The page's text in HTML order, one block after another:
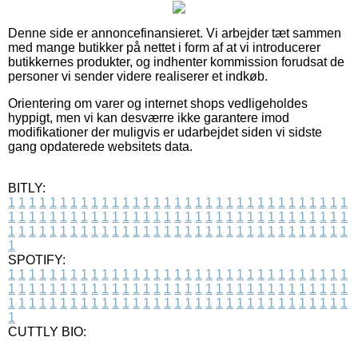
Denne side er annoncefinansieret. Vi arbejder tæt sammen
med mange butikker på nettet i form af at vi introducerer
butikkernes produkter, og indhenter kommission forudsat de
personer vi sender videre realiserer et indkøb.
Orientering om varer og internet shops vedligeholdes
hyppigt, men vi kan desværre ikke garantere imod
modifikationer der muligvis er udarbejdet siden vi sidste
gang opdaterede websitets data.
BITLY:
1 1 1 1 1 1 1 1 1 1 1 1 1 1 1 1 1 1 1 1 1 1 1 1 1 1 1 1 1 1 1 1 1
1 1 1 1 1 1 1 1 1 1 1 1 1 1 1 1 1 1 1 1 1 1 1 1 1 1 1 1 1 1 1 1 1
1 1 1 1 1 1 1 1 1 1 1 1 1 1 1 1 1 1 1 1 1 1 1 1 1 1 1 1 1 1 1 1 1
1
SPOTIFY:
1 1 1 1 1 1 1 1 1 1 1 1 1 1 1 1 1 1 1 1 1 1 1 1 1 1 1 1 1 1 1 1 1
1 1 1 1 1 1 1 1 1 1 1 1 1 1 1 1 1 1 1 1 1 1 1 1 1 1 1 1 1 1 1 1 1
1 1 1 1 1 1 1 1 1 1 1 1 1 1 1 1 1 1 1 1 1 1 1 1 1 1 1 1 1 1 1 1 1
1
CUTTLY BIO: